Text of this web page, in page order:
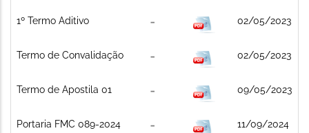
1º Termo Aditivo 02/05/2023
Termo de Convalidação 02/05/2023
Termo de Apostila 01 09/05/2023
Portaria FMC 089-2024
11/09/2024